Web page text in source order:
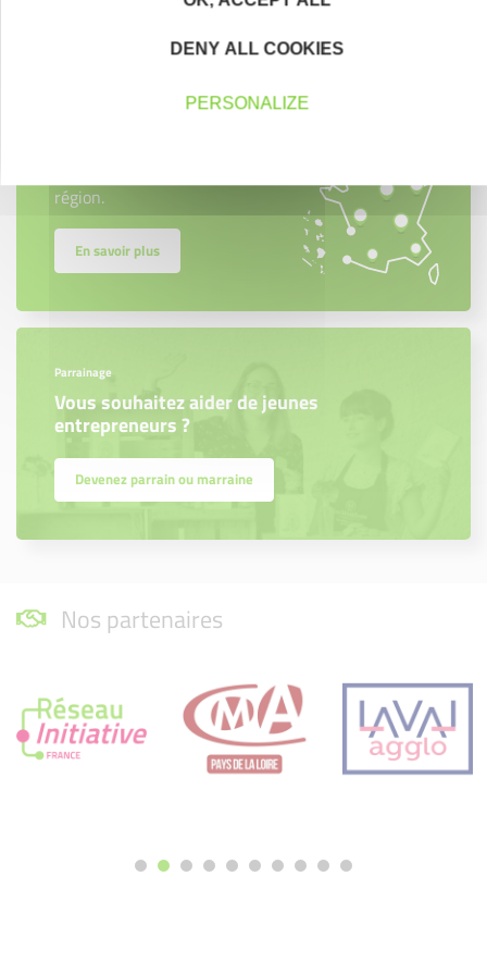
région.
En savoir plus
Parrainage
Vous souhaitez aider de jeunes
entrepreneurs ?
Devenez parrain ou marraine
Nos partenaires
DENY ALL COOKIES
PERSONALIZE